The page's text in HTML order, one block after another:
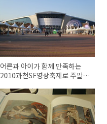
어른과 아이가 함께 만족하는
2010과천SF영상축제로 주말